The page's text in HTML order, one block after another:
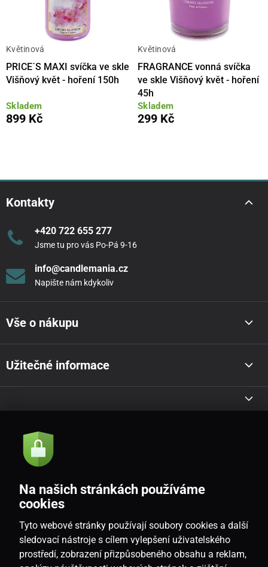
Květinová
PRICE´S MAXI svíčka ve skle
Višňový květ - hoření 150h
Skladem
899 Kč
Květinová
FRAGRANCE vonná svíčka
ve skle Višňový květ - hoření
45h
Skladem
299 Kč
Kontakty
+420 722 655 277
Jsme tu pro vás Po-Pá 9-16
info@candlemania.cz
Napište nám kdykoliv
Vše o nákupu
Užitečné informace
Akce a novinky e-mailem
Souhlasím sezásadami zpracování osobních údajů
CZ
Na našich stránkách používáme
cookies
Tyto webové stránky používají soubory cookies a další
sledovací nástroje s cílem vylepšení uživatelského
prostředí, zobrazení přizpůsobeného obsahu a reklam,